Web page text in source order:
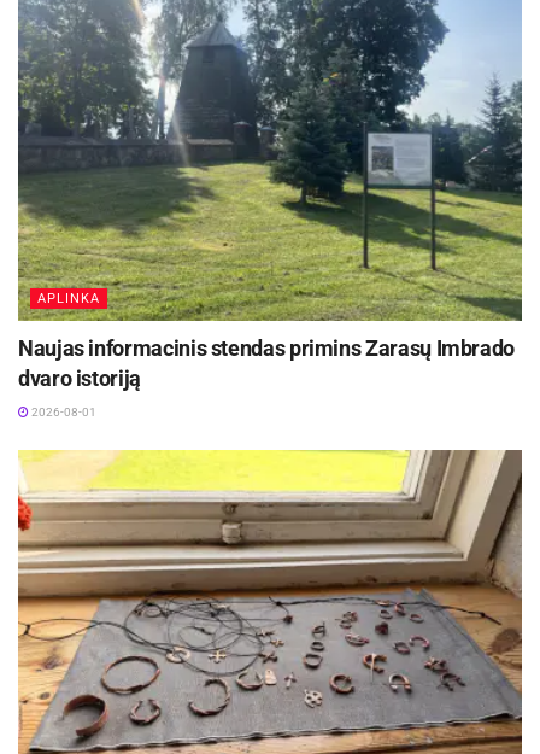
Žymos: Infrastruktūra
APLINKA
Naujas informacinis stendas primins Zarasų Imbrado
dvaro istoriją
2026-08-01